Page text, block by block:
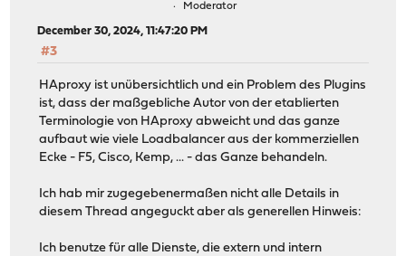
Moderator
December 30, 2024, 11:47:20 PM
#3
HAproxy ist unübersichtlich und ein Problem des Plugins
ist, dass der maßgebliche Autor von der etablierten
Terminologie von HAproxy abweicht und das ganze
aufbaut wie viele Loadbalancer aus der kommerziellen
Ecke - F5, Cisco, Kemp, ... - das Ganze behandeln.
Ich hab mir zugegebenermaßen nicht alle Details in
diesem Thread angeguckt aber als generellen Hinweis:
Ich benutze für alle Dienste, die extern und intern